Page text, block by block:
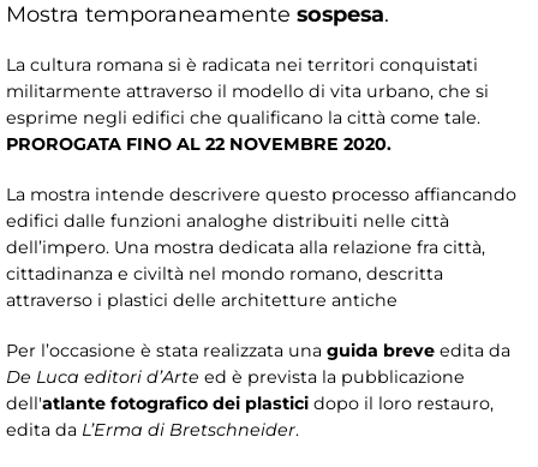
Mostra temporaneamente sospesa.
La cultura romana si è radicata nei territori conquistati
militarmente attraverso il modello di vita urbano, che si
esprime negli edifici che qualificano la città come tale.
PROROGATA FINO AL 22 NOVEMBRE 2020.
La mostra intende descrivere questo processo affiancando
edifici dalle funzioni analoghe distribuiti nelle città
dell’impero. Una mostra dedicata alla relazione fra città,
cittadinanza e civiltà nel mondo romano, descritta
attraverso i plastici delle architetture antiche
Per l’occasione è stata realizzata una guida breve edita da
De Luca editori d’Arte ed è prevista la pubblicazione
dell'atlante fotografico dei plastici dopo il loro restauro,
edita da L’Erma di Bretschneider.